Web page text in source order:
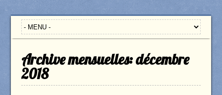
Archive mensuelles:décembre
2018